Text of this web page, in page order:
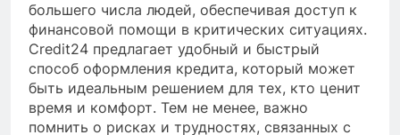
большего числа людей, обеспечивая доступ к
финансовой помощи в критических ситуациях.
Credit24 предлагает удобный и быстрый
способ оформления кредита, который может
быть идеальным решением для тех, кто ценит
время и комфорт. Тем не менее, важно
помнить о рисках и трудностях, связанных с